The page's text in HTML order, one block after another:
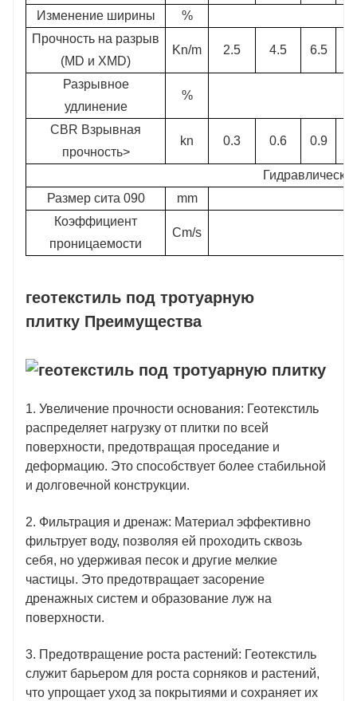
Изменение ширины
%
Прочность на разрыв
(MD и XMD)
Kn/m 2.5 4.5 6.5
Разрывное
удлинение
%
CBR Взрывная
прочность>
kn 0.3 0.6 0.9
Размер сита 090
mm
Коэффициент
проницаемости
Cm/s
геотекстиль под тротуарную
плитку Преимущества
1. Увеличение прочности основания: Геотекстиль
распределяет нагрузку от плитки по всей
поверхности, предотвращая проседание и
деформацию. Это способствует более стабильной
и долговечной конструкции.
2. Фильтрация и дренаж: Материал эффективно
фильтрует воду, позволяя ей проходить сквозь
себя, но удерживая песок и другие мелкие
частицы. Это предотвращает засорение
дренажных систем и образование луж на
поверхности.
3. Предотвращение роста растений: Геотекстиль
служит барьером для роста сорняков и растений,
что упрощает уход за покрытиями и сохраняет их